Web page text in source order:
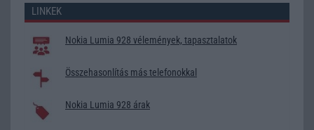
LINKEK
Nokia Lumia 928 vélemények, tapasztalatok
Összehasonlítás más telefonokkal
Nokia Lumia 928 árak